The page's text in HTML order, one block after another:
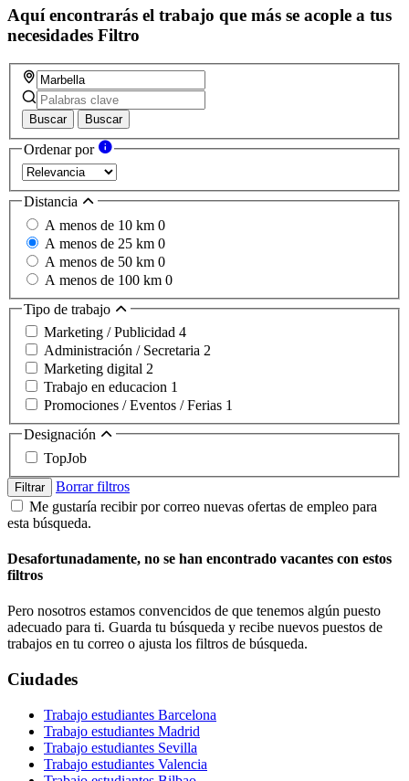
Aquí encontrarás el trabajo que más se acople a tus
necesidades Filtro
Buscar Buscar
Ordenar por
Distancia
A menos de 10 km 0
A menos de 25 km 0
A menos de 50 km 0
A menos de 100 km 0
Tipo de trabajo
Marketing / Publicidad 4
Administración / Secretaria 2
Marketing digital 2
Trabajo en educacion 1
Promociones / Eventos / Ferias 1
Designación
TopJob
Filtrar
Borrar filtros
Me gustaría recibir por correo nuevas ofertas de empleo para
esta búsqueda.
Desafortunadamente, no se han encontrado vacantes con estos
filtros
Pero nosotros estamos convencidos de que tenemos algún puesto
adecuado para ti. Guarda tu búsqueda y recibe nuevos puestos de
trabajos en tu correo o ajusta los filtros de búsqueda.
Ciudades
Trabajo estudiantes Barcelona
Trabajo estudiantes Madrid
Trabajo estudiantes Sevilla
Trabajo estudiantes Valencia